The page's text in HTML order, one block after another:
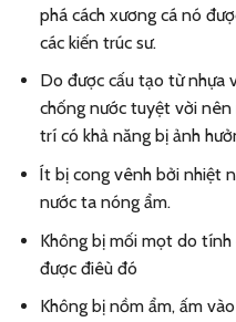
phá cách xương cá nó
các kiến trúc sư.
Do được cấu tạo từ nhựa
chống nước tuyệt vời
trí có khả năng bị ảnh
Ít bị cong vênh bởi nhiệt
nước ta nóng ẩm.
Không bị mối mọt do
được điêù đó
Không bị nồm ẩm, ấm